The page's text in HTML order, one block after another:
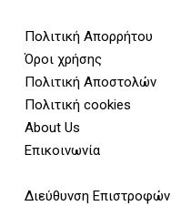
Πολιτική Απορρήτου
Όροι χρήσης
Πολιτική Αποστολών
Πολιτική cookies
About Us
Επικοινωνία
Διεύθυνση Επιστροφών